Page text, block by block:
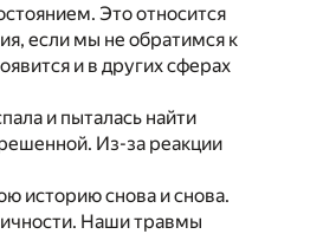
Это относится
если мы не обратимся к
и в других сферах
и пыталась найти
Из-за реакции
историю снова и снова.
Наши травмы